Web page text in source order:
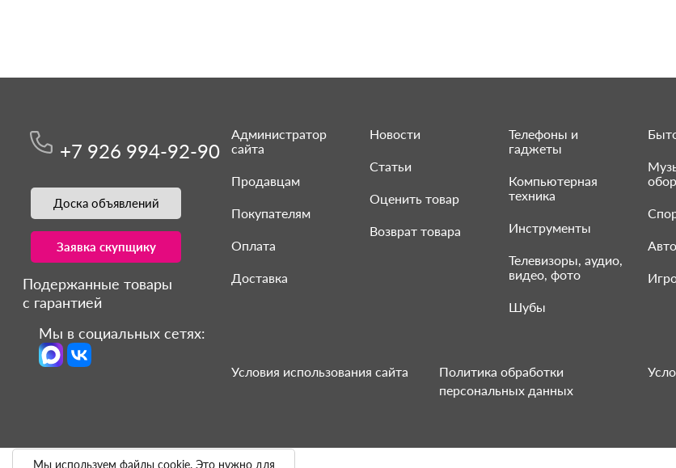
Мы используем файлы cookie. Это нужно для
+7 926 994-92-90
Доска объявлений
Заявка скупщику
Подержанные товары
с гарантией
Мы в социальных сетях:
Администратор
сайта
Продавцам
Покупателям
Оплата
Доставка
Новости
Статьи
Оценить товар
Возврат товара
Телефоны и
гаджеты
Компьютерная
техника
Инструменты
Телевизоры, аудио,
видео, фото
Шубы
Условия использования сайта
Политика обработки
персональных данных